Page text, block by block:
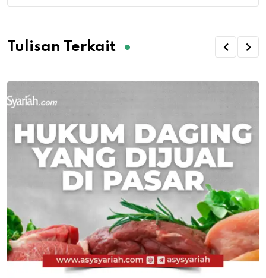
Tulisan Terkait